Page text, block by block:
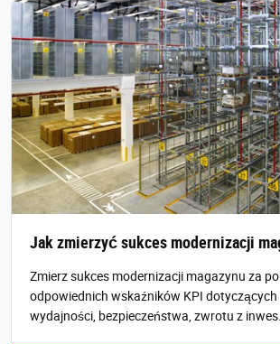
Jak zmierzyć sukces modernizacji
Zmierz sukces modernizacji magazynu za
odpowiednich wskaźników KPI dotyczących
wydajności, bezpieczeństwa, zwrotu z